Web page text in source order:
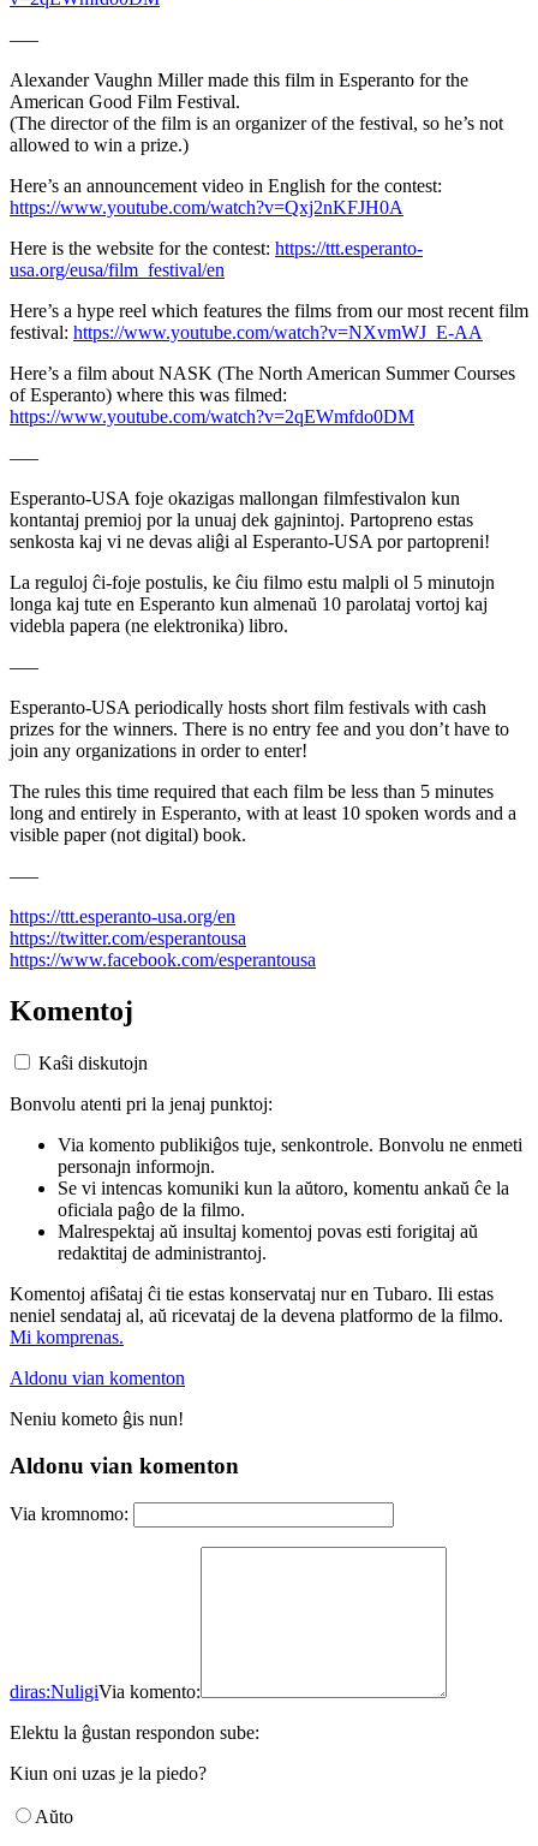
–––
Alexander Vaughn Miller made this film in Esperanto for the
American Good Film Festival.
(The director of the film is an organizer of the festival, so he’s not
allowed to win a prize.)
Here’s an announcement video in English for the contest:
https://www.youtube.com/watch?v=Qxj2nKFJH0A
Here is the website for the contest: https://ttt.esperanto-
usa.org/eusa/film_festival/en
Here’s a hype reel which features the films from our most recent film
festival: https://www.youtube.com/watch?v=NXvmWJ_E-AA
Here’s a film about NASK (The North American Summer Courses
of Esperanto) where this was filmed:
https://www.youtube.com/watch?v=2qEWmfdo0DM
–––
Esperanto-USA foje okazigas mallongan filmfestivalon kun
kontantaj premioj por la unuaj dek gajnintoj. Partopreno estas
senkosta kaj vi ne devas aliĝi al Esperanto-USA por partopreni!
La reguloj ĉi-foje postulis, ke ĉiu filmo estu malpli ol 5 minutojn
longa kaj tute en Esperanto kun almenaŭ 10 parolataj vortoj kaj
videbla papera (ne elektronika) libro.
–––
Esperanto-USA periodically hosts short film festivals with cash
prizes for the winners. There is no entry fee and you don’t have to
join any organizations in order to enter!
The rules this time required that each film be less than 5 minutes
long and entirely in Esperanto, with at least 10 spoken words and a
visible paper (not digital) book.
–––
https://ttt.esperanto-usa.org/en
https://twitter.com/esperantousa
https://www.facebook.com/esperantousa
Komentoj
Kaŝi diskutojn
Bonvolu atenti pri la jenaj punktoj:
Via komento publikiĝos tuje, senkontrole. Bonvolu ne enmeti
personajn informojn.
Se vi intencas komuniki kun la aŭtoro, komentu ankaŭ ĉe la
oficiala paĝo de la filmo.
Malrespektaj aŭ insultaj komentoj povas esti forigitaj aŭ
redaktitaj de administrantoj.
Komentoj afiŝataj ĉi tie estas konservataj nur en Tubaro. Ili estas
neniel sendataj al, aŭ ricevataj de la devena platformo de la filmo.
Mi komprenas.
Aldonu vian komenton
Neniu kometo ĝis nun!
Aldonu vian komenton
Via kromnomo:
diras:NuligiVia komento:
Elektu la ĝustan respondon sube:
Kiun oni uzas je la piedo?
Aŭto